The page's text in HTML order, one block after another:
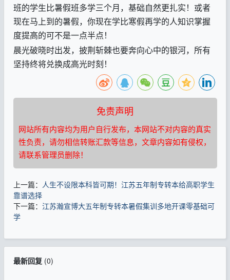
班的学生比暑假班多学三个月，基础自然更扎实！或者
现在马上到的暑假，你现在学比寒假再学的人知识掌握
度提高的可不是一点半点！
晨光破晓时出发，披荆斩棘也要奔向心中的银河，所有
坚持终将兑换成高光时刻！
免责声明
网站所有内容均为用户自行发布，本网站不对内容的真实
性负责，请勿相信转账汇款等信息，文章内容如有侵权，
请联系管理员删除！
上一篇： 人生不设限本科皆可期！江苏五年制专转本给高职学生
靠谱选择
下一篇： 江苏瀚宣博大五年制专转本暑假集训多地开课零基础可
学
最新回复(0)